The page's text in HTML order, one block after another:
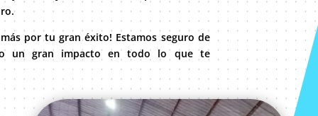
más por tu gran éxito! Estamos seguro de
un gran impacto en todo lo que te